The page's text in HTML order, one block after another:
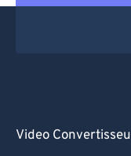
Video